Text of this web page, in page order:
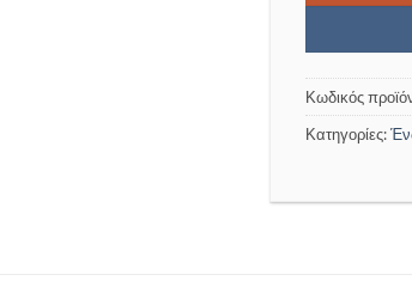
Κωδικός
Κατηγορίες: